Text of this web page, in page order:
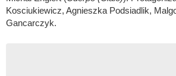
Kosciukiewicz, Agnieszka Podsiadlik,
Gancarczyk.